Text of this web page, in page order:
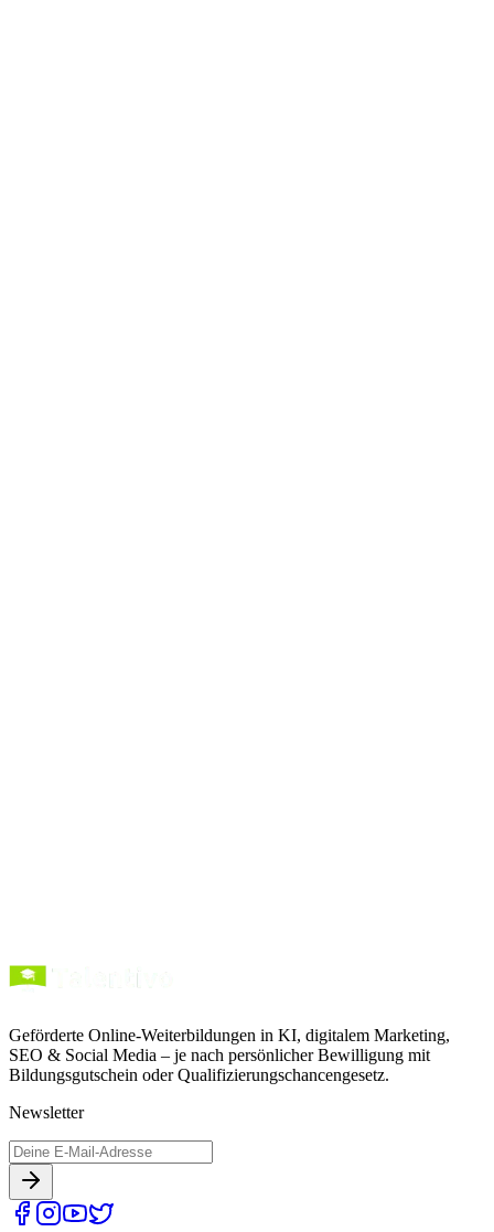
Geförderte Online-Weiterbildungen in KI, digitalem Marketing,
SEO & Social Media – je nach persönlicher Bewilligung mit
Bildungsgutschein oder Qualifizierungschancengesetz.
Newsletter